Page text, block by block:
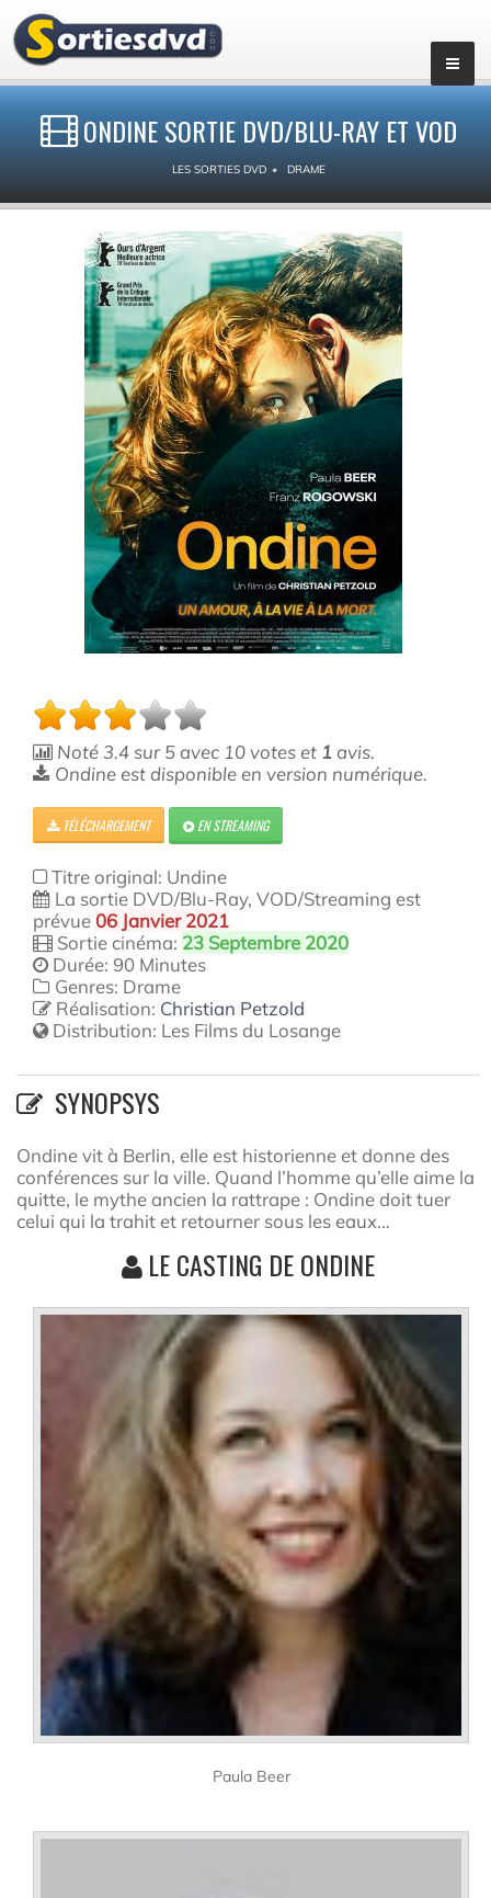
ONDINE SORTIE DVD/BLU-RAY ET VOD
LES SORTIES DVD DRAME
Noté 3.4sur5 avec 10votes et 1 avis.
Ondine est disponible en version numérique.
TÉLÉCHARGEMENT EN STREAMING
Titre original: Undine
La sortie DVD/Blu-Ray, VOD/Streaming est
prévue06 Janvier 2021
Sortie cinéma: 23 Septembre 2020
Durée: 90 Minutes
Genres: Drame
Réalisation: Christian Petzold
Distribution: Les Films du Losange
SYNOPSYS
Ondine vit à Berlin, elle est historienne et donne des
conférences sur la ville. Quand l’homme qu’elle aime la
quitte, le mythe ancien la rattrape : Ondine doit tuer
celui qui la trahit et retourner sous les eaux…
LE CASTING DE ONDINE
Paula Beer